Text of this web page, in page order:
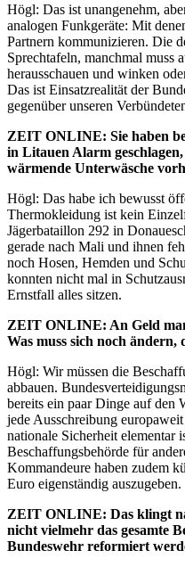
Högl: Das ist unangenehm,
analogen Funkgeräte: Mit
Partnern kommunizieren. Die
Sprechtafeln, manchmal muss
herausschauen und winken
Das ist Einsatzrealität der
gegenüber unseren
ZEIT ONLINE: Sie haben
in Litauen Alarm
wärmende Unterwäsche
Högl: Das habe ich bewusst
Thermokleidung ist kein
Jägerbataillon 292 in
gerade nach Mali und ihnen
noch Hosen, Hemden und
konnten nicht mal in
Ernstfall alles sitzen.
ZEIT ONLINE: An Geld
Was muss sich noch ändern,
Högl: Wir müssen die
abbauen.
bereits ein paar Dinge auf den
jede Ausschreibung
nationale Sicherheit elementar
Beschaffungsbehörde für
Kommandeure haben zudem
Euro eigenständig auszugeben.
ZEIT ONLINE: Das klingt
nicht vielmehr das gesamte
Bundeswehr reformiert